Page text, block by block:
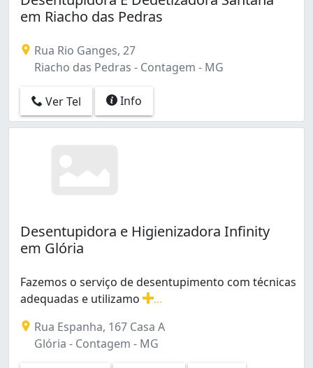
em Riacho das Pedras
Rua Rio Ganges, 27
Riacho das Pedras - Contagem - MG
Ver Tel Info
Desentupidora e Higienizadora Infinity
em Glória
Fazemos o serviço de desentupimento com técnicas
adequadas e utilizamo
Rua Espanha, 167 Casa A
Glória - Contagem - MG